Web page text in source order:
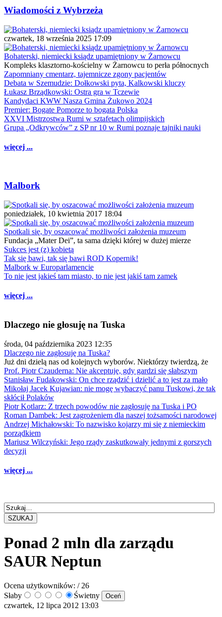
Wiadomości z Wybrzeża
czwartek, 18 września 2025 17:09
Bohaterski, niemiecki ksiądz upamiętniony w Żarnowcu
Kompleks klasztorno-kościelny w Żarnowcu to perła północnych
Zapomniany cmentarz, tajemnicze zgony pacjentów
Debata w Szemudzie: Dołkowski pyta, Kalkowski kluczy
Łukasz Brządkowski: Ostra gra w Tczewie
Kandydaci KWW Nasza Gmina Żukowo 2024
Premier: Bogate Pomorze to bogata Polska
XXVI Mistrzostwa Rumi w sztafetach olimpijskich
Grupa „Odkrywców” z SP nr 10 w Rumi poznaje tajniki nauki
więcej ...
Malbork
poniedziałek, 10 kwietnia 2017 18:04
Spotkali się, by oszacować możliwości założenia muzeum
Fundacja „Mater Dei”, ta sama dzięki której w dużej mierze
Sukces jest (z) kobietą
Tak się bawi, tak się bawi ROD Kopernik!
Malbork w Europarlamencie
To nie jest jakieś tam miasto, to nie jest jakiś tam zamek
więcej ...
Dlaczego nie głosuję na Tuska
środa, 04 października 2023 12:35
Dlaczego nie zagłosuję na Tuska?
Już dni dzielą nas od kolejnych wyborów. Niektórzy twierdzą, że
Prof. Piotr Czauderna: Nie akceptuję, gdy gardzi się słabszym
Stanisław Fudakowski: On chce rządzić i dzielić a to jest za mało
Mikołaj Jacek Kujawian: nie mogę wybaczyć panu Tuskowi, że tak
skłócił Polaków
Piotr Kotlarz: Z trzech powodów nie zagłosuję na Tuska i PO
Roman Dambek: Jest zagrożeniem dla naszej tożsamości narodowej
Andrzej Michałowski: To nazwisko kojarzy mi się z niemieckim
porządkiem
Mariusz Wilczyński: Jego rządy zaskutkowały jednymi z gorszych
decyzji
więcej ...
SZUKAJ
Ponad 2 mln dla zarządu
SAUR Neptun
Ocena użytkowników: / 26
Słaby
Świetny
czwartek, 12 lipca 2012 13:03